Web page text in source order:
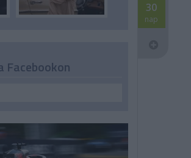
Facebookon
30
nap